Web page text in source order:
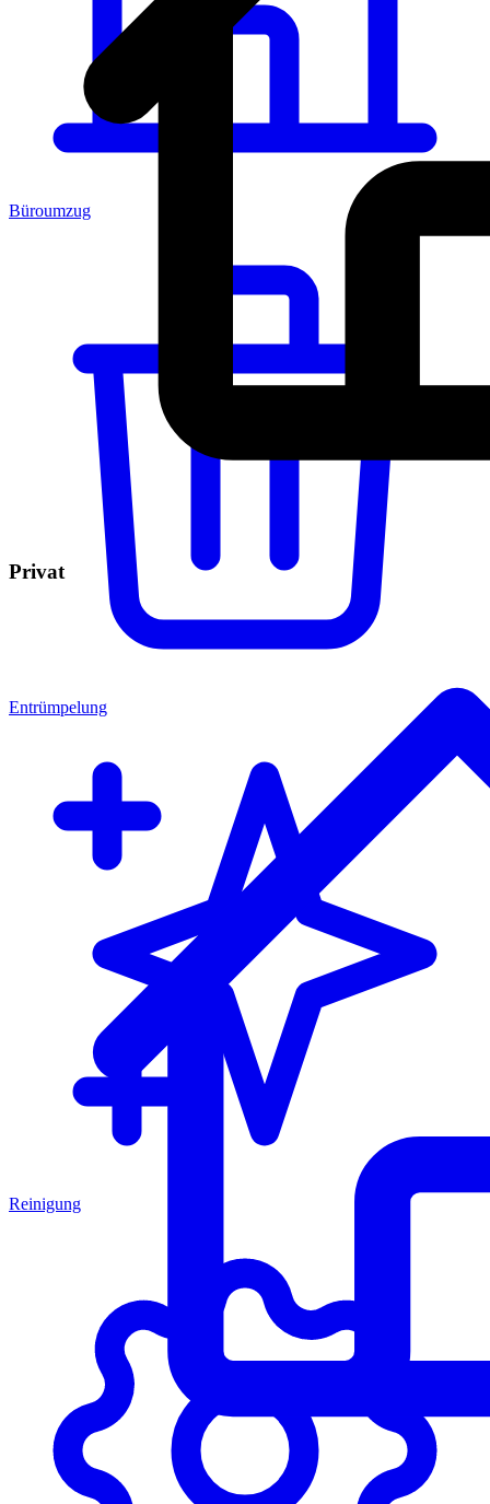
Privat
Büroumzug
Entrümpelung
Reinigung